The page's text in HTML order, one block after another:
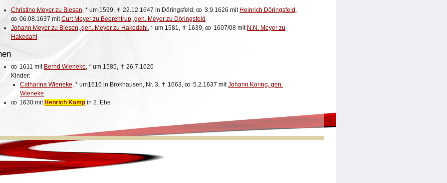
Christine Meyer zu Biesen * um 1599, ✝ 22.12.1647 in Döringsfeld, oo 3.9.1626 mit Heinrich Döringsfeld
oo 06.08.1637 mitCurt Meyer zu Beerentrup, gen. Meyer zu Döringsfeld
Johann Meyer zu Biesen, gen. Meyer zu Hakedahl * um 1581, ✝ 1639, oo 1607/08 mit N.N. Meyer zu
Hakedahl
oo 1611 mit Bernd Wieneke,*um 1585, ✝26.7.1626
Kinder:
Catharina Wieneke, * um1616 in Brokhausen, Nr. 3, ✝ 1663, oo 5.2.1637 mitJohann Koring, gen.
Wieneke
oo
1630 mit Henrich Kamp in 2. Ehe